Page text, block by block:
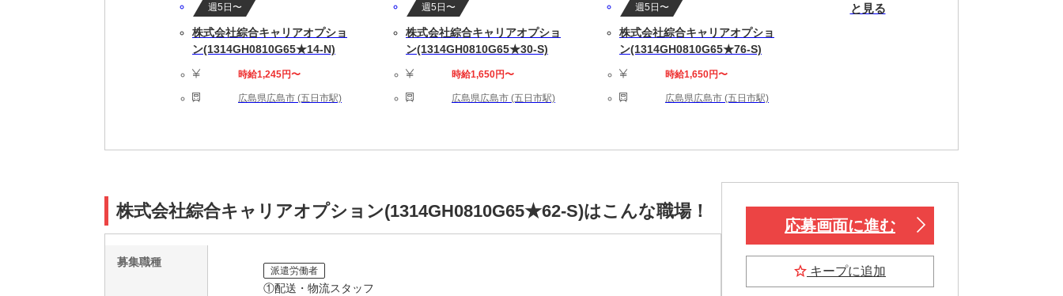
週5日〜
株式会社綜合キャリアオプショ
ン(1314GH0810G65★14-N)
時給1,245円〜
広島県広島市 (五日市駅)
週5日〜
株式会社綜合キャリアオプショ
ン(1314GH0810G65★30-S)
時給1,650円〜
広島県広島市 (五日市駅)
週5日〜
株式会社綜合キャリアオプショ
ン(1314GH0810G65★76-S)
時給1,650円〜
広島県広島市 (五日市駅)
と見る
株式会社綜合キャリアオプション(1314GH0810G65★62-S)はこんな職場！
募集職種
派遣労働者
①配送・物流スタッフ
応募画面に進む
キープに追加